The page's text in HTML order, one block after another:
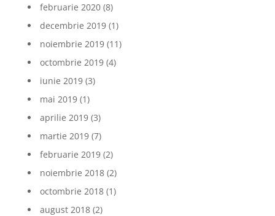
februarie 2020(8)
decembrie 2019(1)
noiembrie 2019(11)
octombrie 2019(4)
iunie 2019(3)
mai 2019(1)
aprilie 2019(3)
martie 2019(7)
februarie 2019(2)
noiembrie 2018(2)
octombrie 2018(1)
august 2018(2)